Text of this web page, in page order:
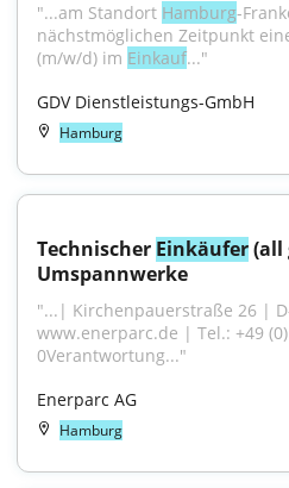
"...am Standort Hamburg-
nächstmöglichen Zeitpunkt
(m/w/d) im Einkauf..."
GDV Dienstleistungs-GmbH
Hamburg
Technischer Einkäufer (all
Umspannwerke
"...| Kirchenpauerstraße 26 |
www.enerparc.de | Tel.: +49
0Verantwortung..."
Enerparc AG
Hamburg